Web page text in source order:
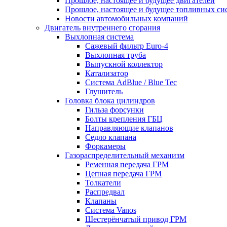
Прошлое, настоящее и будущее топливных
Новости автомобильных компаний
Двигатель внутреннего сгорания
Выхлопная система
Сажевый фильтр Euro-4
Выхлопная труба
Выпускной коллектор
Катализатор
Система AdBlue / Blue Tec
Глушитель
Головка блока цилиндров
Гильза форсунки
Болты крепления ГБЦ
Направляющие клапанов
Седло клапана
Форкамеры
Газораспределительный механизм
Ременная передача ГРМ
Цепная передача ГРМ
Толкатели
Распредвал
Клапаны
Система Vanos
Шестерёнчатый привод ГРМ